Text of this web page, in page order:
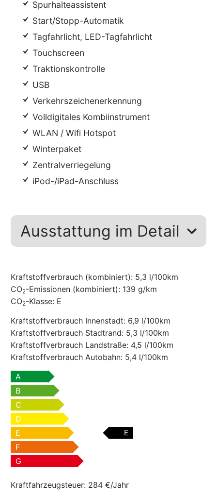
Spurhalteassistent
Start/Stopp-Automatik
Tagfahrlicht, LED-Tagfahrlicht
Touchscreen
Traktionskontrolle
USB
Verkehrszeichenerkennung
Volldigitales Kombiinstrument
WLAN / Wifi Hotspot
Winterpaket
Zentralverriegelung
iPod-/iPad-Anschluss
Ausstattung im Detail
Kraftstoffverbrauch (kombiniert): 5,3 l/100km
CO2-Emissionen (kombiniert): 139 g/km
CO2-Klasse: E
Kraftstoffverbrauch Innenstadt: 6,9 l/100km
Kraftstoffverbrauch Stadtrand: 5,3 l/100km
Kraftstoffverbrauch Landstraße: 4,5 l/100km
Kraftstoffverbrauch Autobahn: 5,4 l/100km
A
B
C
D
E
E
F
G
Kraftfahrzeugsteuer: 284 €/Jahr